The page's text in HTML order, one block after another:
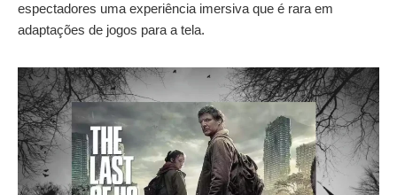
espectadores uma experiência imersiva que é rara em
adaptações de jogos para a tela.